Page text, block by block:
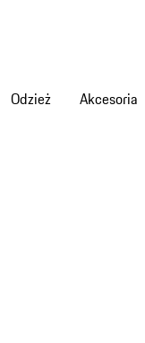
Odzież Akcesoria